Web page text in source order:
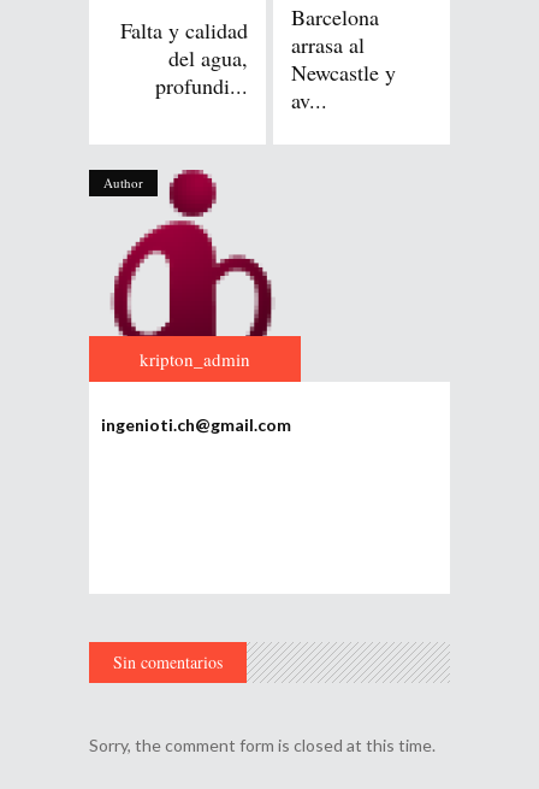
Falta y calidad
del agua,
profundi...
Barcelona
arrasa al
Newcastle y
av...
Author
kripton_admin
ingenioti.ch@gmail.com
Sin comentarios
Sorry, the comment form is closed at this time.